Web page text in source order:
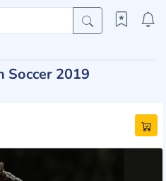
Soccer 2019